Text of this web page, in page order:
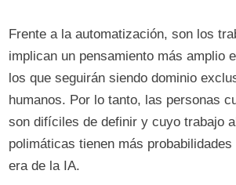
Frente a la automatización, son los
implican un pensamiento más amplio
los que seguirán siendo dominio
humanos. Por lo tanto, las personas
son difíciles de definir y cuyo trabajo
polimáticas tienen más
era de la IA.